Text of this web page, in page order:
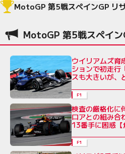
MotoGP 第5戦スペインGP リ
MotoGP 第5戦スペイ
ウイリアムズ育
ションで初走行
スも大きいが、
F1
検査の厳格化に
ロアとの組み合
13番手に困惑【
F1